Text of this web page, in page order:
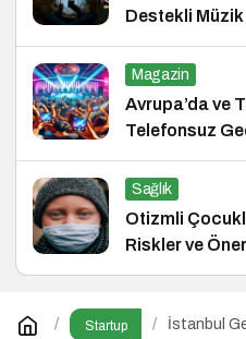
Destekli
Magazin
Avrupa’da ve
Telefonsuz
Sağlık
Otizmli
Riskler ve
Startup
İstanbul